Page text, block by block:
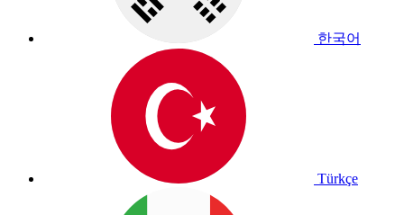
한국어
Türkçe